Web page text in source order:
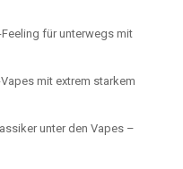
für unterwegs mit
mit extrem starkem
unter den Vapes –